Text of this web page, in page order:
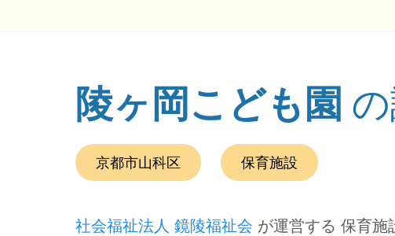
(ページのタイトル)
陵ヶ岡こども園
この事業所の所在エリアは、
京都市山科区
です。
種別は
保育施設
社会福祉法人 鏡陵福祉会 が運営する 保育施